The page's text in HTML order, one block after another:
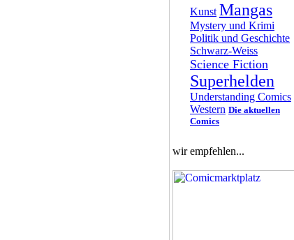
Kunst Mangas
Mystery und Krimi
Politik und Geschichte
Schwarz-Weiss
Science Fiction
Superhelden
Understanding Comics
Western Die aktuellen
Comics
wir empfehlen...